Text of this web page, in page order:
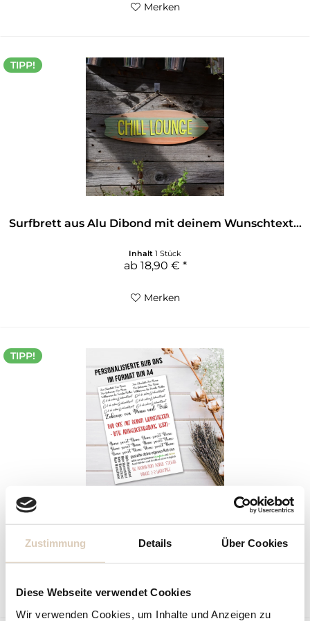
Zustimmung Details Über Cookies
Diese Webseite verwendet Cookies
Wir verwenden Cookies, um Inhalte und Anzeigen zu
Merken
TIPP!
Surfbrett aus Alu Dibond mit deinem Wunschtext...
Inhalt1 Stück
ab 18,90 € *
Merken
TIPP!
Designer Rub-On Sticker Aufkleber randlos DIN...
Inhalt1 Stück
Merken